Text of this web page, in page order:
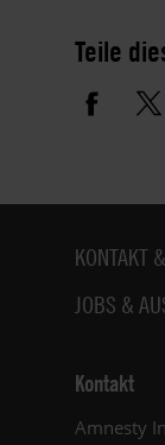
Teile
Fußbereich
KONTAKT
JOBS &
Kontakt
Amnesty